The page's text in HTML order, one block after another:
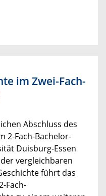
Geschichte im Zwei-
im Zwei-Fach-
Abschluss des
2-Fach-Bachelor-
Duisburg-Essen
vergleichbaren
führt das
Fach-